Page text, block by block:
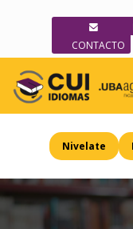
CONTACTO
Nivelate